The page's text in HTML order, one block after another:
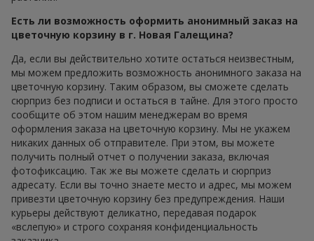
Есть ли возможность оформить анонимный заказ на
цветочную корзину в г. Новая Галещина?
Да, если вы действительно хотите остаться неизвестным,
мы можем предложить возможность анонимного заказа на
цветочную корзину. Таким образом, вы сможете сделать
сюрприз без подписи и остаться в тайне. Для этого просто
сообщите об этом нашим менеджерам во время
оформления заказа на цветочную корзину. Мы не укажем
никаких данных об отправителе. При этом, вы можете
получить полный отчет о получении заказа, включая
фотофиксацию. Так же вы можете сделать и сюрприз
адресату. Если вы точно знаете место и адрес, мы можем
привезти цветочную корзину без предупреждения. Наши
курьеры действуют деликатно, передавая подарок
«вслепую» и строго сохраняя конфиденциальность